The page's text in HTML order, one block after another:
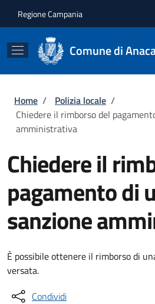
Regione Campania
Comune di
Briciole di pane
Home / Polizia locale /
Chiedere il rimborso del
amministrativa
Chiedere il
pagamento di
sanzione
È possibile ottenere il rimborso di
versata.
Condividi